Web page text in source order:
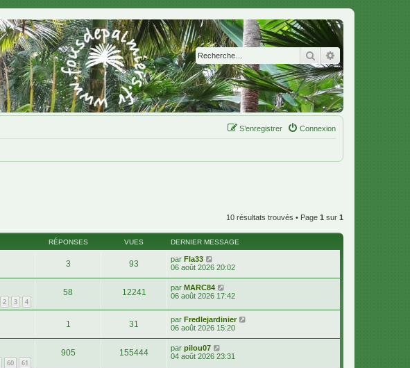
Rechercher
Connexion
S’enregistrer
10 résultats trouvés • Page 1 sur 1
RÉPONSES VUES DERNIER MESSAGE
3 93 par Fla33
06 août 2026 20:02
2 3 4
58 12241 par MARC84
06 août 2026 17:42
1 31 par Fredlejardinier
06 août 2026 15:20
60 61
905 155444 par pilou07
04 août 2026 23:31